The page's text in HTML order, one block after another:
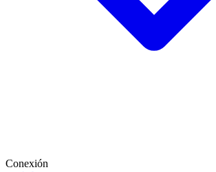
Conexión